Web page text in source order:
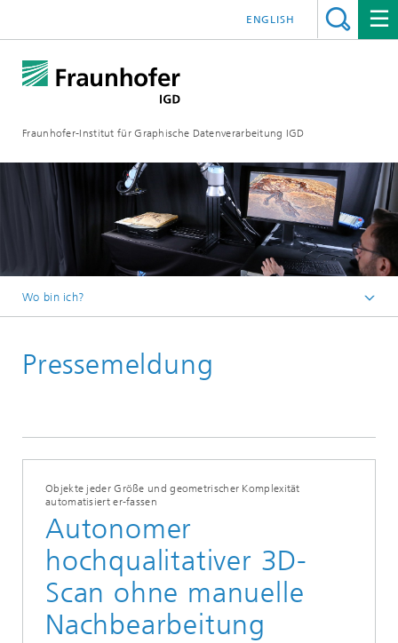
Fraunhofer-Institut für Graphische Datenverarbeitung IGD
ENGLISH
Wo bin ich?
Pressemeldung
Objekte jeder Größe und geometrischer Komplexität
automatisiert er-fassen
Autonomer
hochqualitativer 3D-
Scan ohne manuelle
Nachbearbeitung